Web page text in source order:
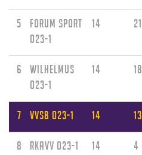
5
Forum Sport
O23-1
14 21
6
Wilhelmus
O23-1
14 18
7 VVSB O23-1 14 13
8 RKAVV O23-1 14 4